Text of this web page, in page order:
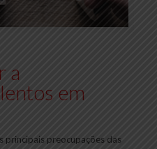
a
em
principais preocupações das